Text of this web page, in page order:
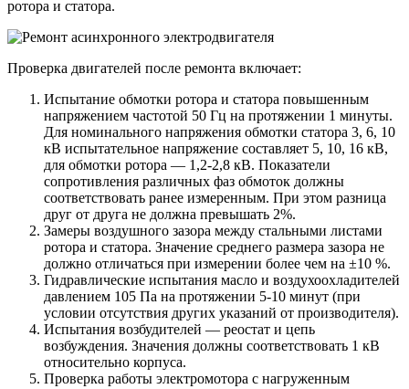
ротора и статора.
Проверка двигателей после ремонта включает:
Испытание обмотки ротора и статора повышенным
напряжением частотой 50 Гц на протяжении 1 минуты.
Для номинального напряжения обмотки статора 3, 6, 10
кВ испытательное напряжение составляет 5, 10, 16 кВ,
для обмотки ротора — 1,2-2,8 кВ. Показатели
сопротивления различных фаз обмоток должны
соответствовать ранее измеренным. При этом разница
друг от друга не должна превышать 2%.
Замеры воздушного зазора между стальными листами
ротора и статора. Значение среднего размера зазора не
должно отличаться при измерении более чем на ±10 %.
Гидравлические испытания масло и воздухоохладителей
давлением 105 Па на протяжении 5-10 минут (при
условии отсутствия других указаний от производителя).
Испытания возбудителей — реостат и цепь
возбуждения. Значения должны соответствовать 1 кВ
относительно корпуса.
Проверка работы электромотора с нагруженным